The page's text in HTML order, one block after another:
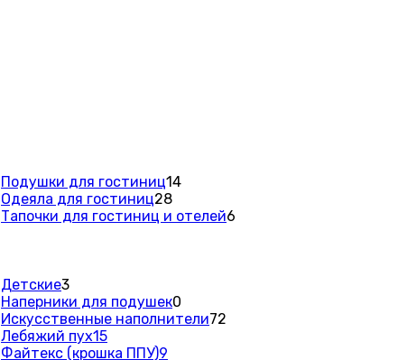
Подушки для гостиниц14
Одеяла для гостиниц28
Тапочки для гостиниц и отелей6
Детские3
Наперники для подушек0
Искусственные наполнители72
Лебяжий пух15
Файтекс (крошка ППУ)9